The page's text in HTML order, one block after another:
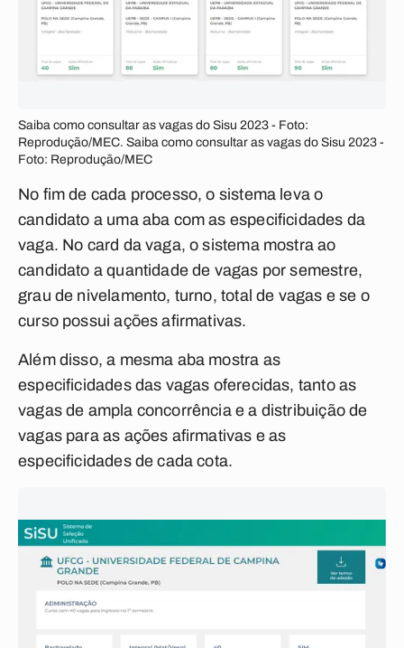
Saiba como consultar as vagas do Sisu 2023 - Foto:
Reprodução/MEC. Saiba como consultar as vagas do Sisu 2023 -
Foto: Reprodução/MEC
No fim de cada processo, o sistema leva o
candidato a uma aba com as especificidades da
vaga. No card da vaga, o sistema mostra ao
candidato a quantidade de vagas por semestre,
grau de nivelamento, turno, total de vagas e se o
curso possui ações afirmativas.
Além disso, a mesma aba mostra as
especificidades das vagas oferecidas, tanto as
vagas de ampla concorrência e a distribuição de
vagas para as ações afirmativas e as
especificidades de cada cota.